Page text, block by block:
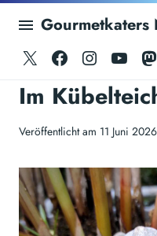
Gourmetkaters
TwitterFacebook
Im
Veröffentlicht am 11 Juni